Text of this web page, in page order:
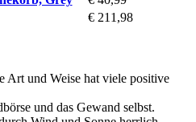
€ 211,98
Art und Weise hat viele positive
und das Gewand selbst.